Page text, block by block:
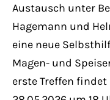
Austausch unter
Hagemann und
eine neue
Magen- und
erste Treffen